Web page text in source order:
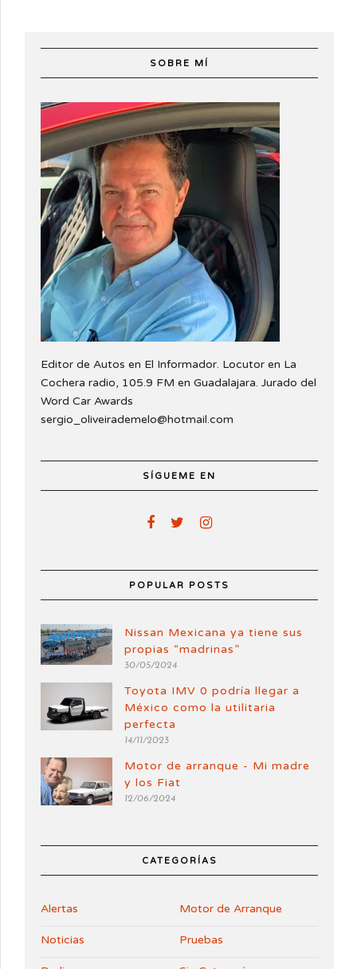
SOBRE MÍ
Editor de Autos en El Informador. Locutor en La
Cochera radio, 105.9 FM en Guadalajara. Jurado del
Word Car Awards
sergio_oliveirademelo@hotmail.com
SÍGUEME EN
POPULAR POSTS
Nissan Mexicana ya tiene sus
propias “madrinas”
30/05/2024
Toyota IMV 0 podría llegar a
México como la utilitaria
perfecta
14/11/2023
Motor de arranque - Mi madre
y los Fiat
12/06/2024
CATEGORÍAS
Alertas Motor de Arranque
Noticias Pruebas